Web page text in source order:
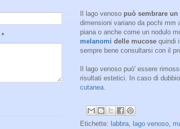
Il lago venoso può sembrare un
dimensioni variano da pochi mm
piana o anche come un nodulo
melanomi delle mucose quindi
sempre bene consultarsi con il
Il lago venoso può' essere
risultati estetici. In caso di
cutanea
Etichette: labbra lago venoso
*